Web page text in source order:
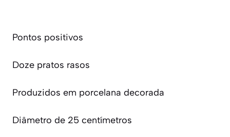
Pontos positivos
Doze pratos rasos
Produzidos em porcelana decorada
Diâmetro de 25 centímetros